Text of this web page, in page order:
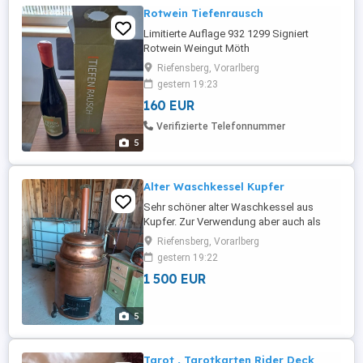
5
Rotwein Tiefenrausch
Limitierte Auflage 932 1299 Signiert
Rotwein Weingut Möth
Riefensberg, Vorarlberg
gestern 19:23
160 EUR
Verifizierte Telefonnummer
5
Alter Waschkessel Kupfer
Sehr schöner alter Waschkessel aus
Kupfer. Zur Verwendung aber auch als
Dekoration ein Blickfang Funktionstüchtig
Abholung Riefensberg oder Siebratsgfäll
Riefensberg, Vorarlberg
gestern 19:22
1 500 EUR
Tarot , Tarotkarten Rider Deck